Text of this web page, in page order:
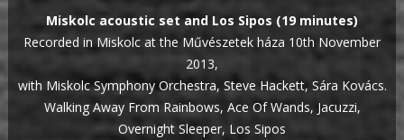
Miskolc acoustic set and Los Sipos (19 minutes)
Recorded in Miskolc at the Művészetek háza 10th November
2013,
with Miskolc Symphony Orchestra, Steve Hackett, Sára Kovács.
Walking Away From Rainbows, Ace Of Wands, Jacuzzi,
Overnight Sleeper, Los Sipos